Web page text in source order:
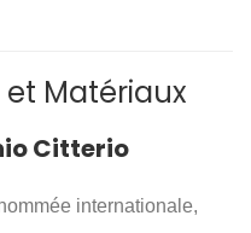
Matériaux
Citterio
internationale,